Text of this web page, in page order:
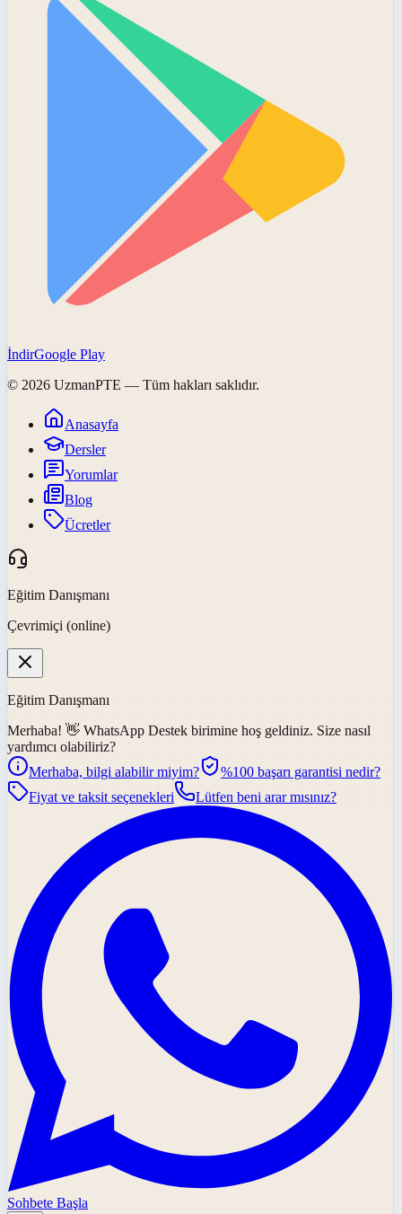
İndirGoogle Play
© 2026 UzmanPTE — Tüm hakları saklıdır.
Anasayfa
Dersler
Yorumlar
Blog
Ücretler
Eğitim Danışmanı
Çevrimiçi (online)
Eğitim Danışmanı
Merhaba! 👋 WhatsApp Destek birimine hoş geldiniz. Size nasıl
yardımcı olabiliriz?
Merhaba, bilgi alabilir miyim?
%100 başarı garantisi nedir?
Fiyat ve taksit seçenekleri
Lütfen beni arar mısınız?
Sohbete Başla